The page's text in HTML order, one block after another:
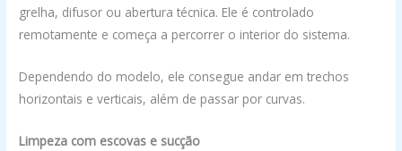
grelha, difusor ou abertura técnica. Ele é controlado
remotamente e começa a percorrer o interior do sistema.
Dependendo do modelo, ele consegue andar em trechos
horizontais e verticais, além de passar por curvas.
Limpeza com escovas e sucção